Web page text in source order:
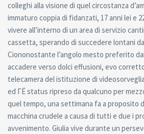
colleghi alla visione di quel circostanza
immaturo coppia di fidanzati, 17 anni lei e
vivere all’interno di un area di servizio
cassetta, sperando di succedere lontani
Ciononostante l’angolo mesto preferito
accadere verso dolci effusioni, evo
telecamera del istituzione di
ed ГЁ status ripreso da qualcuno per
quel tempo, una settimana fa a proposito
macchina crudele a causa di tutti e due i
avvenimento. Giulia vive durante un